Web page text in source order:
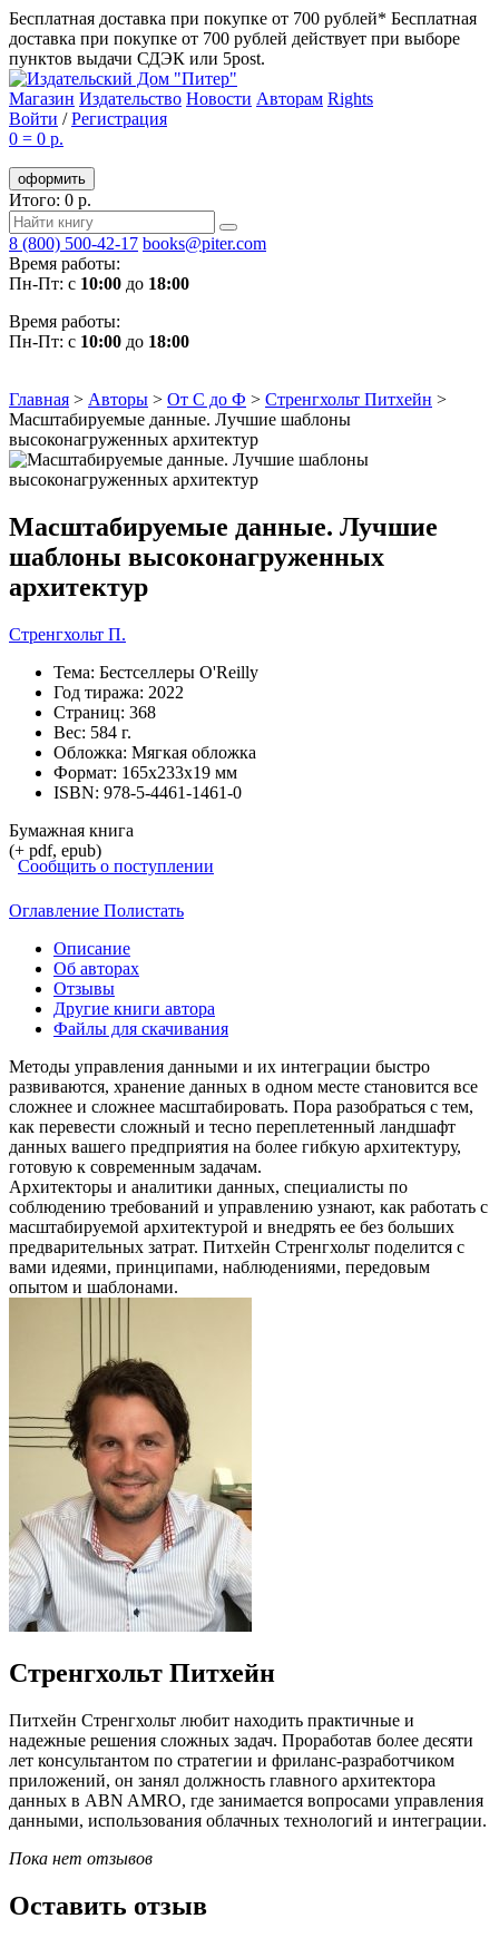
Бесплатная доставка при покупке от 700 рублей* Бесплатная
доставка при покупке от 700 рублей действует при выборе
пунктов выдачи СДЭК или 5post.
Магазин Издательство Новости Авторам Rights
Войти /Регистрация
0 = 0 р.
оформить
Итого: 0 р.
8 (800) 500-42-17 books@piter.com
Время работы:
Пн-Пт: с 10:00 до 18:00
Время работы:
Пн-Пт: с 10:00 до 18:00
Главная > Авторы > От С до Ф > Стренгхольт Питхейн >
Масштабируемые данные. Лучшие шаблоны
высоконагруженных архитектур
Масштабируемые данные. Лучшие
шаблоны высоконагруженных
архитектур
Стренгхольт П.
Тема: Бестселлеры O'Reilly
Год тиража: 2022
Страниц: 368
Вес: 584 г.
Обложка: Мягкая обложка
Формат: 165х233х19 мм
ISBN: 978-5-4461-1461-0
Бумажная книга
(+ pdf, epub)
Сообщить о поступлении
Оглавление Полистать
Описание
Об авторах
Отзывы
Другие книги автора
Файлы для скачивания
Методы управления данными и их интеграции быстро
развиваются, хранение данных в одном месте становится все
сложнее и сложнее масштабировать. Пора разобраться с тем,
как перевести сложный и тесно переплетенный ландшафт
данных вашего предприятия на более гибкую архитектуру,
готовую к современным задачам.
Архитекторы и аналитики данных, специалисты по
соблюдению требований и управлению узнают, как работать с
масштабируемой архитектурой и внедрять ее без больших
предварительных затрат. Питхейн Стренгхольт поделится с
вами идеями, принципами, наблюдениями, передовым
опытом и шаблонами.
Стренгхольт Питхейн
Питхейн Стренгхольт любит находить практичные и
надежные решения сложных задач. Проработав более десяти
лет консультантом по стратегии и фриланс-разработчиком
приложений, он занял должность главного архитектора
данных в ABN AMRO, где занимается вопросами управления
данными, использования облачных технологий и интеграции.
Пока нет отзывов
Оставить отзыв